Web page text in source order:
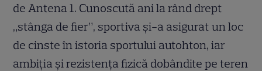
de Antena 1. Cunoscută ani la rând drept
„stânga de fier”, sportiva și-a asigurat un loc
de cinste în istoria sportului autohton, iar
ambiția și rezistența fizică dobândite pe teren